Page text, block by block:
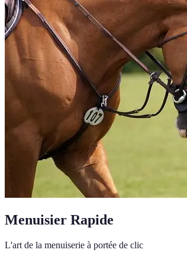
Menuisier Rapide
L'art de la menuiserie à portée de clic